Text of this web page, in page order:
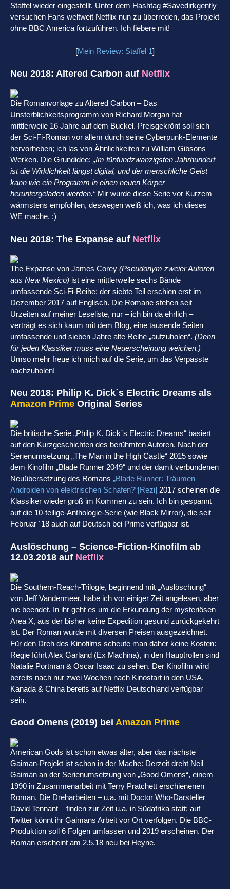
Staffel wieder eingestellt. Unter dem Hashtag #Savedirkgently
versuchen Fans weltweit Netflix nun zu überreden, das Projekt
ohne BBC America fortzuführen. Ich fiebere mit!
[Mein Review: Staffel 1]
Neu 2018: Altered Carbon auf Netflix
Die Romanvorlage zu Altered Carbon – Das
Unsterblichkeitsprogramm von Richard Morgan hat
mittlerweile 16 Jahre auf dem Buckel. Preisgekrönt soll sich
der Sci-Fi-Roman vor allem durch seine Cyberpunk-Elemente
hervorheben; ich las von Ähnlichkeiten zu William Gibsons
Werken. Die Grundidee: „Im fünfundzwanzigsten Jahrhundert
ist die Wirklichkeit längst digital, und der menschliche Geist
kann wie ein Programm in einen neuen Körper
heruntergeladen werden.“Mir wurde diese Serie vor Kurzem
wärmstens empfohlen, deswegen weiß ich, was ich dieses
WE mache. :)
Neu 2018: The Expanse auf Netflix
The Expanse von James Corey (Pseudonym zweier Autoren
aus New Mexico) ist eine mittlerweile sechs Bände
umfassende Sci-Fi-Reihe; der siebte Teil erschien erst im
Dezember 2017 auf Englisch. Die Romane stehen seit
Urzeiten auf meiner Leseliste, nur – ich bin da ehrlich –
verträgt es sich kaum mit dem Blog, eine tausende Seiten
umfassende und sieben Jahre alte Reihe „aufzuholen“. (Denn
für jeden Klassiker muss eine Neuerscheinung weichen.)
Umso mehr freue ich mich auf die Serie, um das Verpasste
nachzuholen!
Neu 2018: Philip K. Dick´s Electric Dreams als
Amazon Prime Original Series
Die britische Serie „Philip K. Dick´s Electric Dreams“ basiert
auf den Kurzgeschichten des berühmten Autoren. Nach der
Serienumsetzung „The Man in the High Castle“ 2015 sowie
dem Kinofilm „Blade Runner 2049“ und der damit verbundenen
Neuübersetzung des Romans „Blade Runner: Träumen
Androiden von elektrischen Schafen?“[Rezi] 2017 scheinen die
Klassiker wieder groß im Kommen zu sein. Ich bin gespannt
auf die 10-teilige-Anthologie-Serie (wie Black Mirror), die seit
Februar ´18 auch auf Deutsch bei Prime verfügbar ist.
Auslöschung – Science-Fiction-Kinofilm ab
12.03.2018 auf Netflix
Die Southern-Reach-Trilogie, beginnend mit „Auslöschung“
von Jeff Vandermeer, habe ich vor einiger Zeit angelesen, aber
nie beendet. In ihr geht es um die Erkundung der mysteriösen
Area X, aus der bisher keine Expedition gesund zurückgekehrt
ist. Der Roman wurde mit diversen Preisen ausgezeichnet.
Für den Dreh des Kinofilms scheute man daher keine Kosten:
Regie führt Alex Garland (Ex Machina), in den Hauptrollen sind
Natalie Portman & Oscar Isaac zu sehen. Der Kinofilm wird
bereits nach nur zwei Wochen nach Kinostart in den USA,
Kanada & China bereits auf Netflix Deutschland verfügbar
sein.
Good Omens (2019) bei Amazon Prime
American Gods ist schon etwas älter, aber das nächste
Gaiman-Projekt ist schon in der Mache: Derzeit dreht Neil
Gaiman an der Serienumsetzung von „Good Omens“, einem
1990 in Zusammenarbeit mit Terry Pratchett erschienenen
Roman. Die Dreharbeiten – u.a. mit Doctor Who-Darsteller
David Tennant – finden zur Zeit u.a. in Südafrika statt; auf
Twitter könnt ihr Gaimans Arbeit vor Ort verfolgen. Die BBC-
Produktion soll 6 Folgen umfassen und 2019 erscheinen. Der
Roman erscheint am 2.5.18 neu bei Heyne.